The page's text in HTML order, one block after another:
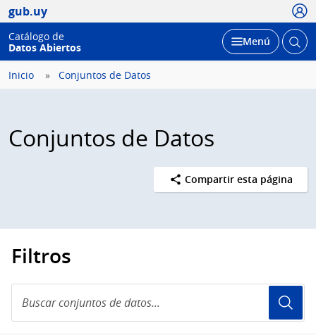
gub.uy
Catálogo de
Datos Abiertos
Desplegar
Menú Abrir
Inicio Conjuntos de Datos
Conjuntos de Datos
Compartir esta página
Filtros
conjuntos
de